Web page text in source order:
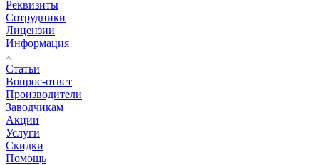
Реквизиты
Сотрудники
Лицензии
Информация
Статьи
Вопрос-ответ
Производители
Заводчикам
Акции
Услуги
Скидки
Помощь